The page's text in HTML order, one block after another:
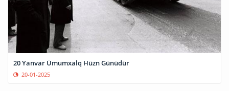
20 Yanvar Ümumxalq Hüzn Günüdür
20-01-2025